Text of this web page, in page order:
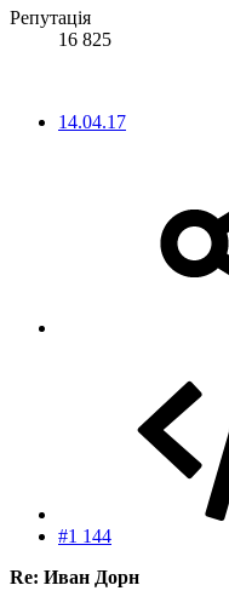
Репутація
16 825
14.04.17
#1 144
Re: Иван Дорн